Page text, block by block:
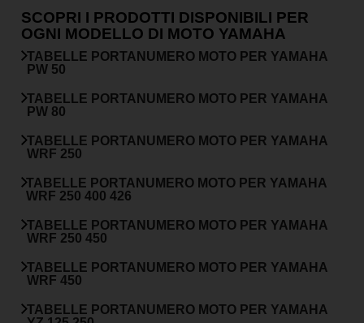
SCOPRI I PRODOTTI DISPONIBILI PER
OGNI MODELLO DI MOTO YAMAHA
TABELLE PORTANUMERO MOTO PER YAMAHA
PW 50
TABELLE PORTANUMERO MOTO PER YAMAHA
PW 80
TABELLE PORTANUMERO MOTO PER YAMAHA
WRF 250
TABELLE PORTANUMERO MOTO PER YAMAHA
WRF 250 400 426
TABELLE PORTANUMERO MOTO PER YAMAHA
WRF 250 450
TABELLE PORTANUMERO MOTO PER YAMAHA
WRF 450
TABELLE PORTANUMERO MOTO PER YAMAHA